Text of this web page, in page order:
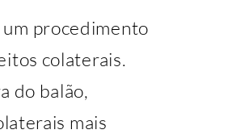
procedimento
colaterais.
do balão,
mais